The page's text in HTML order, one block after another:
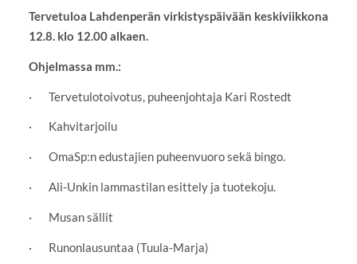
Tervetuloa Lahdenperän virkistyspäivään keskiviikkona
12.8. klo 12.00 alkaen.
Ohjelmassa mm.:
· Tervetulotoivotus, puheenjohtaja Kari Rostedt
· Kahvitarjoilu
· OmaSp:n edustajien puheenvuoro sekä bingo.
· Ali-Unkin lammastilan esittely ja tuotekoju.
· Musan sällit
· Runonlausuntaa (Tuula-Marja)